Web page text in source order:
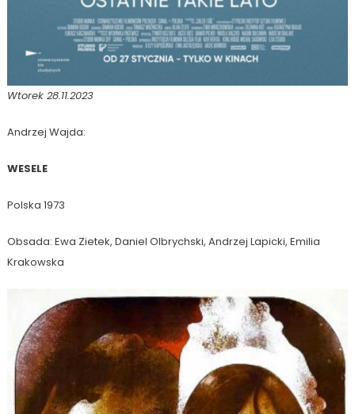
Wtorek 28.11.2023
Andrzej Wajda:
WESELE
Polska 1973
Obsada: Ewa Zietek, Daniel Olbrychski, Andrzej Lapicki, Emilia
Krakowska